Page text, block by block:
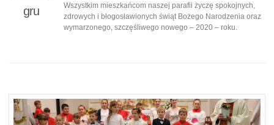
gru
Wszystkim mieszkańcom naszej parafii życzę spokojnych,
zdrowych i błogosławionych świąt Bożego Narodzenia oraz
wymarzonego, szczęśliwego nowego – 2020 – roku.